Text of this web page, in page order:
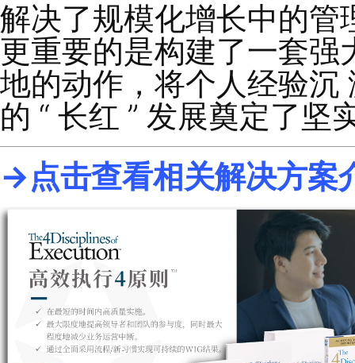
机制化，形
六、项目成果
运营可视化：建立
执行效率提升：管
者”。
组织能力构建：将
统，具备了
目标可
营能力。